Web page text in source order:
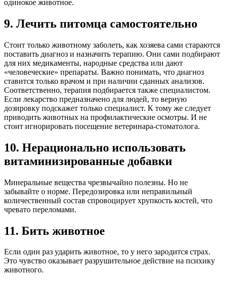
одинокое животное.
9. Лечить питомца самостоятельно
Стоит только животному заболеть, как хозяева сами стараются
поставить диагноз и назначить терапию. Они сами подбирают
для них медикаменты, народные средства или дают
«человеческие» препараты. Важно понимать, что диагноз
ставится только врачом и при наличии сданных анализов.
Соответственно, терапия подбирается также специалистом.
Если лекарство предназначено для людей, то верную
дозировку подскажет только специалист. К тому же следует
приводить животных на профилактические осмотры. И не
стоит игнорировать посещение ветеринара-стоматолога.
10. Нерационально использовать
витаминизированные добавки
Минеральные вещества чрезвычайно полезны. Но не
забывайте о норме. Передозировка или неправильный
количественный состав спровоцирует хрупкость костей, что
чревато переломами.
11. Бить животное
Если один раз ударить животное, то у него зародится страх.
Это чувство оказывает разрушительное действие на психику
животного.